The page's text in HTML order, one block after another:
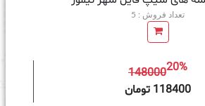
تعداد فروش : 5
14800020%
118400 تومان